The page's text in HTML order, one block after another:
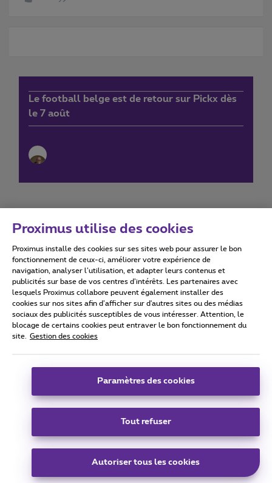
Le football belge est de retour sur Pickx dès
le 7 août
Conditions d'utilisation Accessibility statement
Tous droits réservés. © 2026 Proximus
Conditions générales, info consommateur
Coordonnées de l’entreprise
Boulevard du Roi Albert II 27 - B-1030 Bruxelles.
Carrier & Wholesale Solutions
|Telindus
|Sitemap
Proximus utilise des cookies
Proximus installe des cookies sur ses sites web pour assurer le bon
fonctionnement de ceux-ci, améliorer votre expérience de
navigation, analyser l’utilisation, et adapter leurs contenus et
publicités sur base de vos centres d’intérêts. Les partenaires avec
lesquels Proximus collabore peuvent également installer des
cookies sur nos sites afin d’afficher sur d'autres sites ou des médias
sociaux des publicités susceptibles de vous intéresser. Attention, le
blocage de certains cookies peut entraver le bon fonctionnement du
site.
Gestion des cookies
Paramètres des cookies
Tout refuser
Autoriser tous les cookies